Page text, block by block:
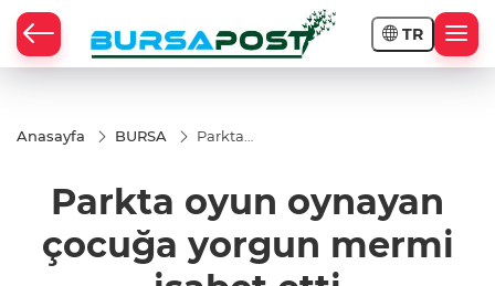
TR
Anasayfa BURSA
Parkta
yorgun
mermi
isabet
etti
Parkta oyun oynayan
çocuğa yorgun mermi